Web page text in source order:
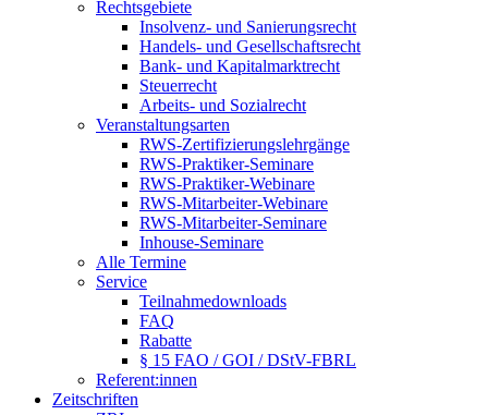
Rechtsgebiete
Insolvenz- und Sanierungsrecht
Handels- und Gesellschaftsrecht
Bank- und Kapitalmarktrecht
Steuerrecht
Arbeits- und Sozialrecht
Veranstaltungsarten
RWS-Zertifizierungslehrgänge
RWS-Praktiker-Seminare
RWS-Praktiker-Webinare
RWS-Mitarbeiter-Webinare
RWS-Mitarbeiter-Seminare
Inhouse-Seminare
Alle Termine
Service
Teilnahmedownloads
FAQ
Rabatte
§ 15 FAO / GOI / DStV-FBRL
Referent:innen
Zeitschriften